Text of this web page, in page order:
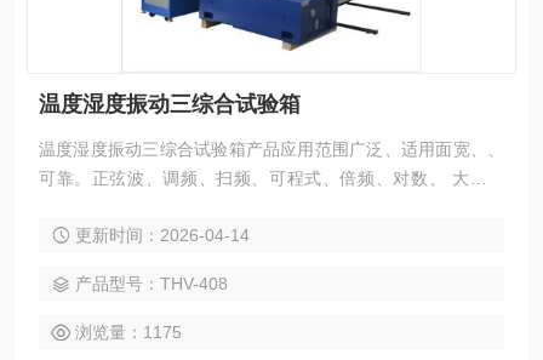
温度湿度振动三综合试验箱
温度湿度振动三综合试验箱产品应用范围广泛、适用面宽、、
可靠。正弦波、调频、扫频、可程式、倍频、对数、 大加速
更新时间：2026-04-14
产品型号：THV-408
浏览量：1175